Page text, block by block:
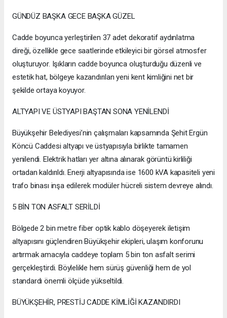
GÜNDÜZ BAŞKA GECE BAŞKA GÜZEL
Cadde boyunca yerleştirilen 37 adet dekoratif aydınlatma
direği, özellikle gece saatlerinde etkileyici bir görsel atmosfer
oluşturuyor. Işıkların cadde boyunca oluşturduğu düzenli ve
estetik hat, bölgeye kazandırılan yeni kent kimliğini net bir
şekilde ortaya koyuyor.
ALTYAPI VE ÜSTYAPI BAŞTAN SONA YENİLENDİ
Büyükşehir Belediyesi’nin çalışmaları kapsamında Şehit Ergün
Köncü Caddesi altyapı ve üstyapısıyla birlikte tamamen
yenilendi. Elektrik hatları yer altına alınarak görüntü kirliliği
ortadan kaldırıldı. Enerji altyapısında ise 1600 kVA kapasiteli yeni
trafo binası inşa edilerek modüler hücreli sistem devreye alındı.
5 BİN TON ASFALT SERİLDİ
Bölgede 2 bin metre fiber optik kablo döşeyerek iletişim
altyapısını güçlendiren Büyükşehir ekipleri, ulaşım konforunu
artırmak amacıyla caddeye toplam 5 bin ton asfalt serimi
gerçekleştirdi. Böylelikle hem sürüş güvenliği hem de yol
standardı önemli ölçüde yükseltildi.
BÜYÜKŞEHİR, PRESTİJ CADDE KİMLİĞİ KAZANDIRDI